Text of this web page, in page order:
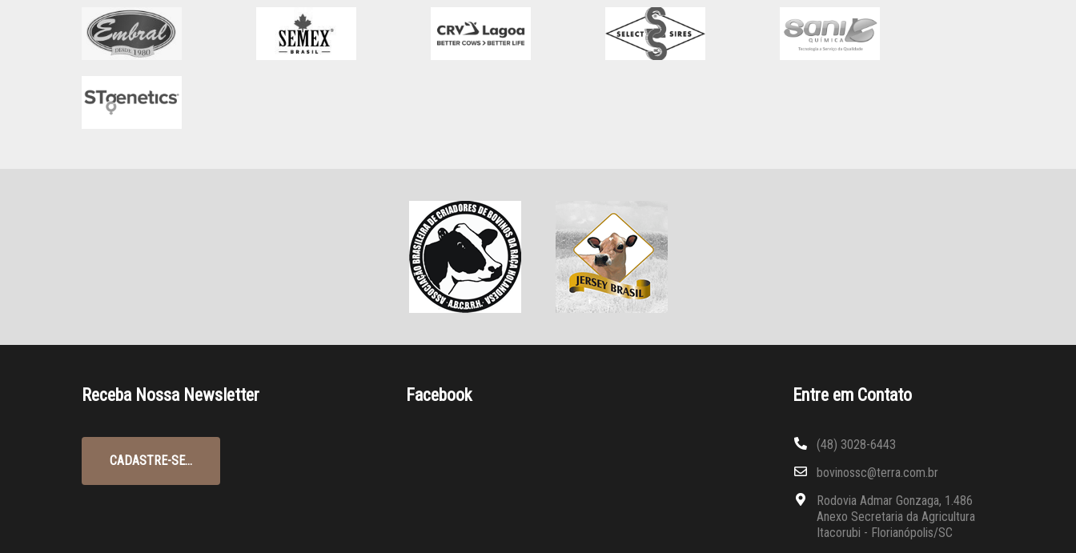
Receba Nossa Newsletter
CADASTRE-SE...
Facebook Entre em Contato
(48) 3028-6443
bovinossc@terra.com.br
Rodovia Admar Gonzaga, 1.486
Anexo Secretaria da Agricultura
Itacorubi - Florianópolis/SC